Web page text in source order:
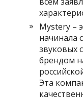
Mystery –
начинала
звуковых
брендом
Эта